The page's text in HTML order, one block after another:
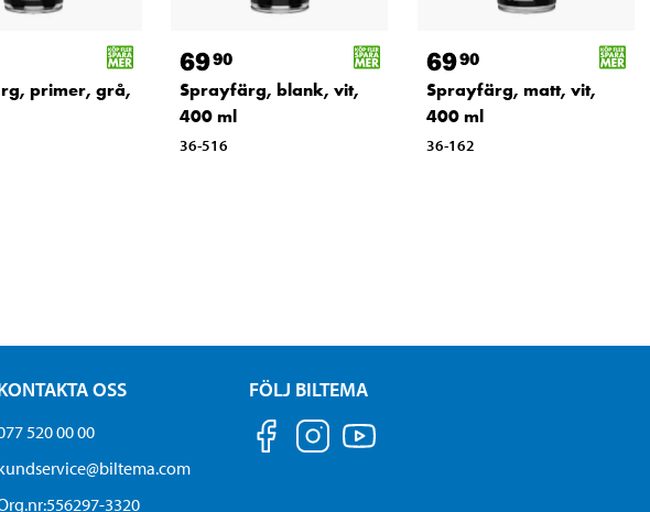
primer, grå,
6990
Sprayfärg, blank, vit,
400 ml
36-516
6990
Sprayfärg, matt, vit,
400 ml
36-162
OSS
520 00 00
3320
FÖLJ BILTEMA